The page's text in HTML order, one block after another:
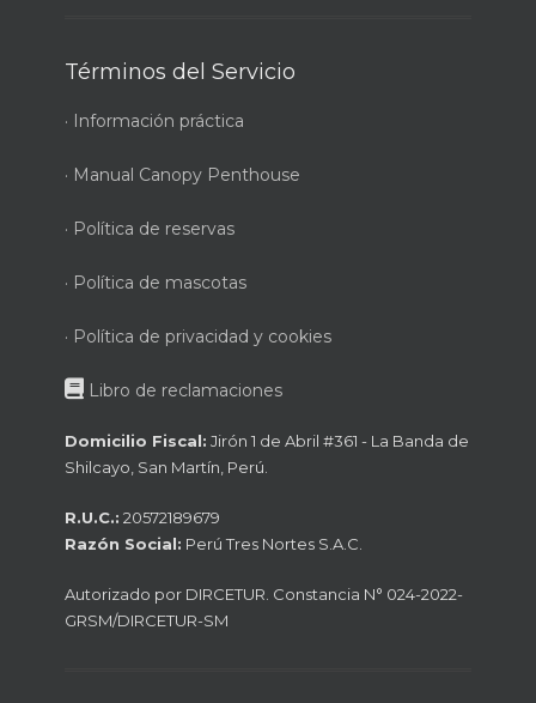
Términos del Servicio
· Información práctica
· Manual Canopy Penthouse
· Política de reservas
· Política de mascotas
· Política de privacidad y cookies
Libro de reclamaciones
Domicilio Fiscal: Jirón 1 de Abril #361 - La Banda de
Shilcayo, San Martín, Perú.
R.U.C.: 20572189679
Razón Social: Perú Tres Nortes S.A.C.
Autorizado por DIRCETUR. Constancia N° 024-2022-
GRSM/DIRCETUR-SM